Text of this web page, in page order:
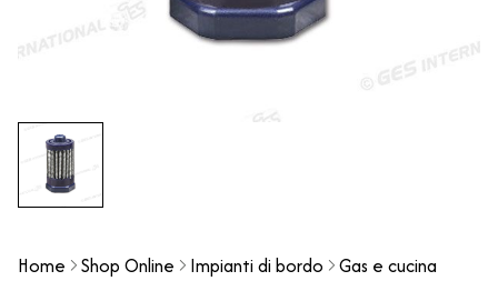
Home Shop Online Impianti di bordo Gas e cucina